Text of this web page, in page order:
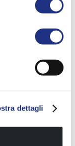
dettagli
de casa